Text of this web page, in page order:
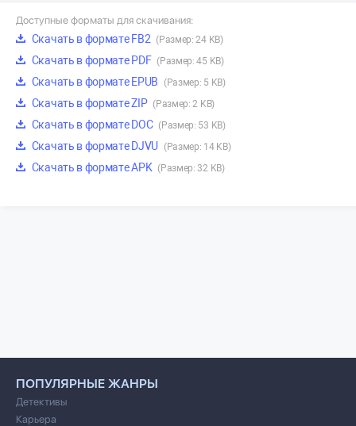
Доступные форматы для скачивания:
Скачать в формате FB2 (Размер: 24 KB)
Скачать в формате PDF (Размер: 45 KB)
Скачать в формате EPUB (Размер: 5 KB)
Скачать в формате ZIP (Размер: 2 KB)
Скачать в формате DOC (Размер: 53 KB)
Скачать в формате DJVU (Размер: 14 KB)
Скачать в формате APK (Размер: 32 KB)
ПОПУЛЯРНЫЕ ЖАНРЫ
Детективы
Карьера